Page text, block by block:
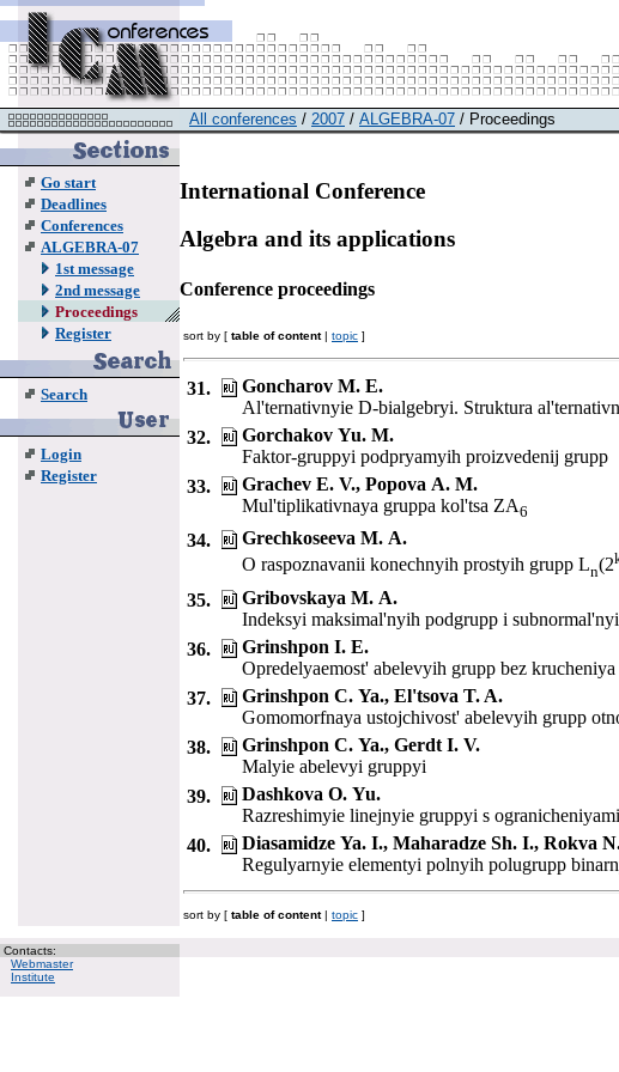
Go start
Deadlines
Conferences
ALGEBRA-07
1st message
2nd message
Proceedings
Register
Search
Login
Register
All conferences / 2007 / ALGEBRA-07 / Proceedings
International Conference
Algebra and its applications
Conference proceedings
sort by [ table of content| topic ]
31.
Goncharov M. E.
Al'ternativnyie D-bialgebryi. Struktura
32.
Gorchakov Yu. M.
Faktor-gruppyi podpryamyih proizvedenij grupp
33.
Grachev E. V., Popova A. M.
Mul'tiplikativnaya gruppa kol'tsa ZA6
34.
Grechkoseeva M. A.
O raspoznavanii konechnyih prostyih grupp Ln(2
35.
Gribovskaya M. A.
Indeksyi maksimal'nyih podgrupp i
36.
Grinshpon I. E.
Opredelyaemost' abelevyih grupp bez
37.
Grinshpon C. Ya., El'tsova T. A.
Gomomorfnaya ustojchivost' abelevyih grupp
38.
Grinshpon C. Ya., Gerdt I. V.
Malyie abelevyi gruppyi
39.
Dashkova O. Yu.
Razreshimyie linejnyie gruppyi s
40.
Diasamidze Ya. I., Maharadze Sh. I., Rokva
Regulyarnyie elementyi polnyih polugrupp
sort by [ table of content| topic ]
Contacts:
Webmaster
Institute